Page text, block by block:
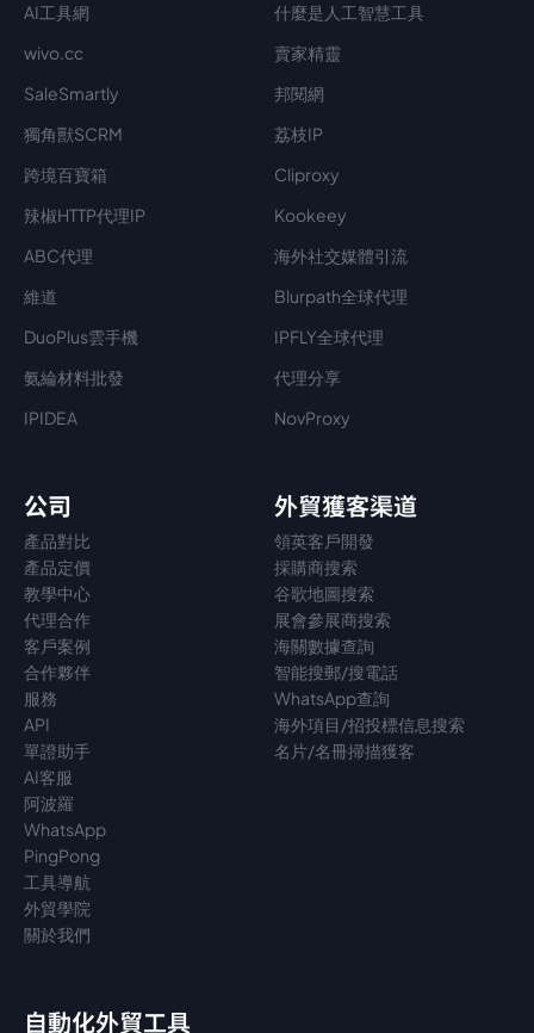
AI工具網
什麼是人工智慧工具
wivo.cc
賣家精靈
SaleSmartly
邦閱網
獨角獸SCRM
荔枝IP
跨境百寶箱
Cliproxy
辣椒HTTP代理IP
Kookeey
ABC代理
海外社交媒體引流
維道
Blurpath全球代理
DuoPlus雲手機
IPFLY全球代理
氨綸材料批發
代理分享
IPIDEA
NovProxy
公司
產品對比
產品定價
教學中心
代理合作
客戶案例
合作夥伴
服務
API
單證助手
AI客服
阿波羅
WhatsApp
PingPong
工具導航
外貿學院
關於我們
外貿獲客渠道
領英客戶開發
採購商搜索
谷歌地圖搜索
展會參展商搜索
海關數據查詢
智能搜郵/搜電話
WhatsApp查詢
海外項目/招投標信息搜索
名片/名冊掃描獲客
自動化外貿工具